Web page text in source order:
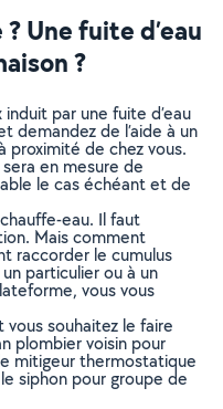
Une fuite d’eau
?
par une fuite d’eau
demandez de l’aide à un
proximité de chez vous.
en mesure de
le cas échéant et de
eau. Il faut
Mais comment
raccorder le cumulus
particulier ou à un
vous vous
souhaitez le faire
plombier voisin pour
mitigeur thermostatique
siphon pour groupe de